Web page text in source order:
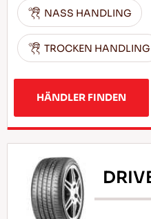
NASS HANDLING
TROCKEN HANDLING
HÄNDLER FINDEN